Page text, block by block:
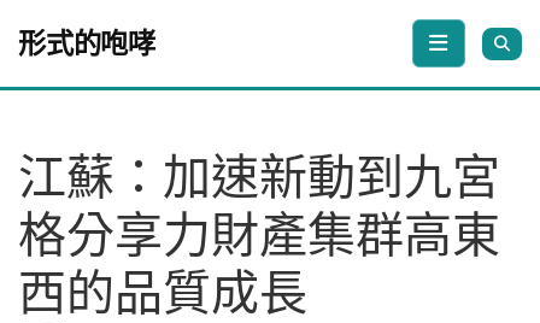
形式的咆哮
江蘇：加速新動到九宮
格分享力財產集群高東
西的品質成長